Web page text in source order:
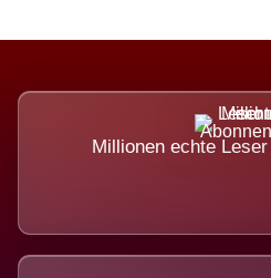
Millionen echte